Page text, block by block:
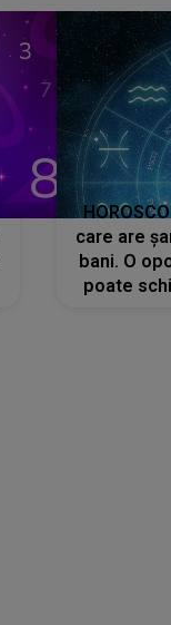
care are
bani. O
poate